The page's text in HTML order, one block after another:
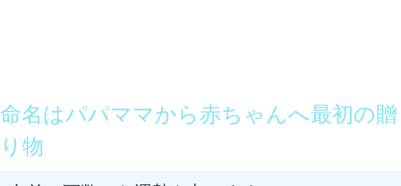
命名はパパママから赤ちゃんへ最初の贈
り物